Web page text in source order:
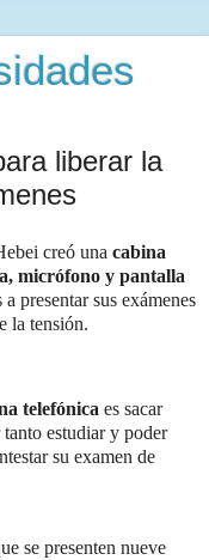
liberar la
creó una cabina
micrófono y pantalla
presentar sus exámenes
la tensión.
telefónica es sacar
estudiar y poder
su examen de
se presenten nueve